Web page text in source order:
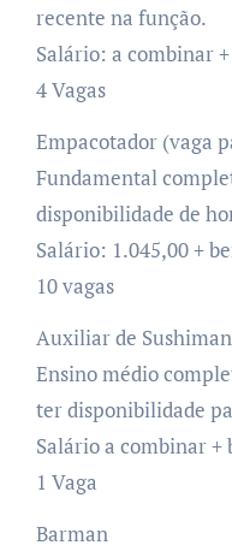
recente na função.
Salário: a combinar
4 Vagas
Empacotador (vaga
Fundamental
disponibilidade de
Salário: 1.045,00 +
10 vagas
Auxiliar de Sushiman
Ensino médio
ter disponibilidade
Salário a combinar +
1 Vaga
Barman